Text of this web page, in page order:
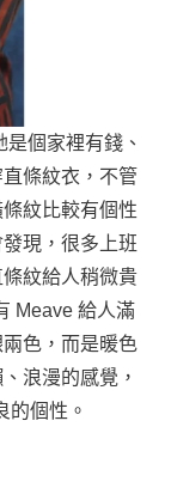
個家裡有錢、
條紋衣，不管
紋比較有個性
現，很多上班
紋給人稍微貴
Meave 給人滿
色，而是暖色
浪漫的感覺，
的個性。